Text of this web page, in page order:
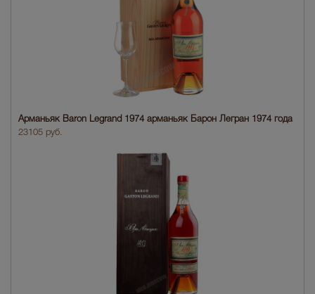
Арманьяк Baron Legrand 1974 арманьяк Барон Легран 1974 года
23105 руб.